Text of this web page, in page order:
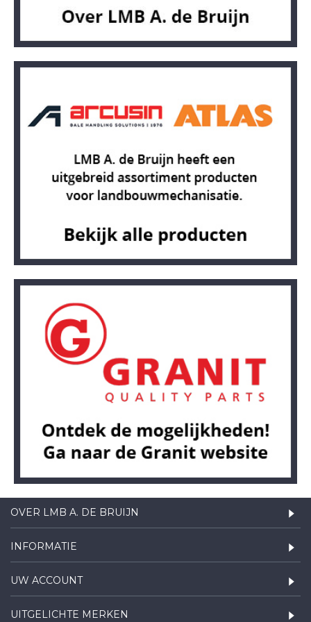
OVER LMB A. DE BRUIJN
INFORMATIE
UW ACCOUNT
UITGELICHTE MERKEN